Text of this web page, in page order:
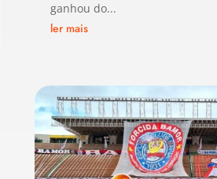
ganhou do...
ler mais